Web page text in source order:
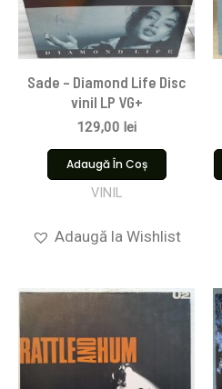
Sade – Diamond Life Disc
vinil LP VG+
129,00 lei
Adaugă În Coș
VINIL
Adaugă la Wishlist